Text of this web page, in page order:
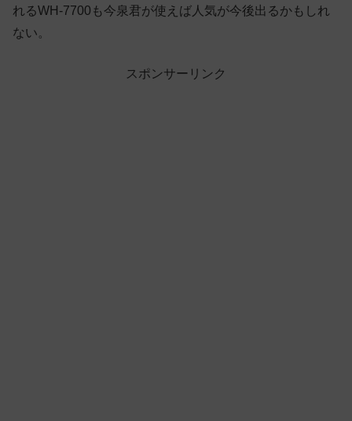
れるWH-7700も今泉君が使えば人気が今後出るかもしれ
ない。
スポンサーリンク